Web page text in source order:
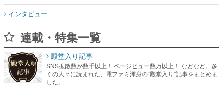
インタビュー
連載・特集一覧
殿堂入り記事
SNS拡散数が数千以上！ ページビュー数万以上！ などなど。多
くの人々に読まれた、電ファミ渾身の“殿堂入り”記事をまとめま
した。